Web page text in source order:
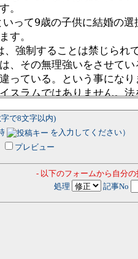
で8文字以内)
を入力してください）
プレビュー
- 以下のフォームから自分
処理
記事No